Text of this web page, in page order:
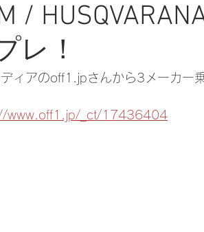
/
レ！
ィアのoff1.jpさんから3メーカー
www.off1.jp/_ct/17436404